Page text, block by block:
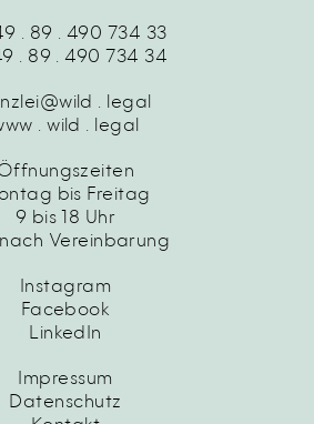
. 89 . 490 734 33
. 89 . 490 734 34
. legal
. wild . legal
bis Freitag
9 bis 18 Uhr
Vereinbarung
Instagram
Facebook
LinkedIn
Impressum
Datenschutz